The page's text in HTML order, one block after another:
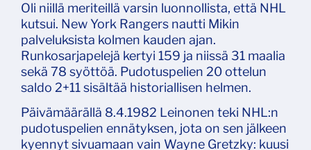
Oli niillä meriteillä varsin luonnollista, että NHL
kutsui. New York Rangers nautti Mikin
palveluksista kolmen kauden ajan.
Runkosarjapelejä kertyi 159 ja niissä 31 maalia
sekä 78 syöttöä. Pudotuspelien 20 ottelun
saldo 2+11 sisältää historiallisen helmen.
Päivämäärällä 8.4.1982 Leinonen teki NHL:n
pudotuspelien ennätyksen, jota on sen jälkeen
kyennyt sivuamaan vain Wayne Gretzky: kuusi